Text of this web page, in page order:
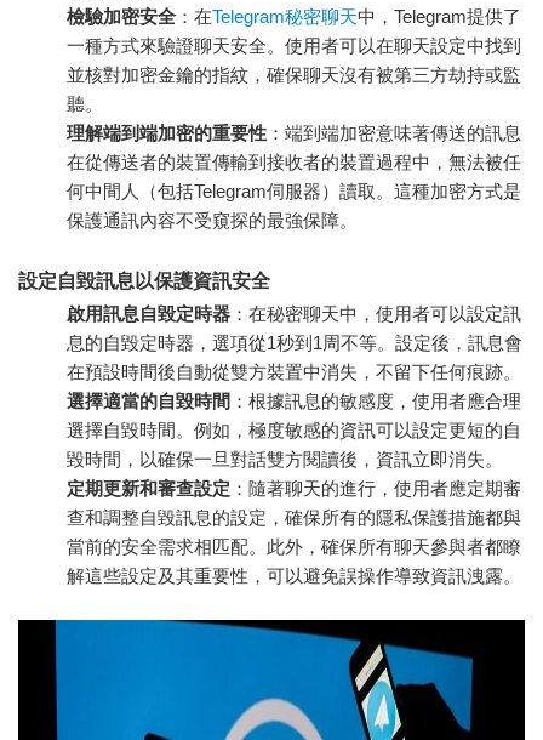
檢驗加密安全：在Telegram秘密聊天中，Telegram提供了
一種方式來驗證聊天安全。使用者可以在聊天設定中找到
並核對加密金鑰的指紋，確保聊天沒有被第三方劫持或監
聽。
理解端到端加密的重要性 ：端到端加密意味著傳送的訊息
在從傳送者的裝置傳輸到接收者的裝置過程中，無法被任
何中間人（包括Telegram伺服器）讀取。這種加密方式是
保護通訊內容不受窺探的最強保障。
設定自毀訊息以保護資訊安全
啟用訊息自毀定時器 ：在秘密聊天中，使用者可以設定訊
息的自毀定時器，選項從1秒到1周不等。設定後，訊息會
在預設時間後自動從雙方裝置中消失，不留下任何痕跡。
選擇適當的自毀時間 ：根據訊息的敏感度，使用者應合理
選擇自毀時間。例如，極度敏感的資訊可以設定更短的自
毀時間，以確保一旦對話雙方閱讀後，資訊立即消失。
定期更新和審查設定 ：隨著聊天的進行，使用者應定期審
查和調整自毀訊息的設定，確保所有的隱私保護措施都與
當前的安全需求相匹配。此外，確保所有聊天參與者都瞭
解這些設定及其重要性，可以避免誤操作導致資訊洩露。